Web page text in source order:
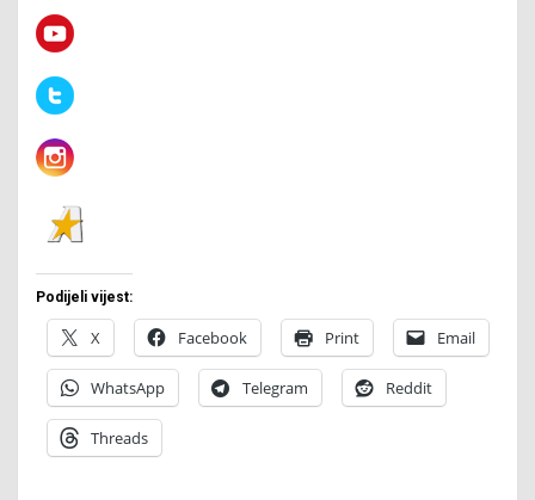
Podijeli vijest:
X Facebook Print Email
WhatsApp Telegram Reddit
Threads